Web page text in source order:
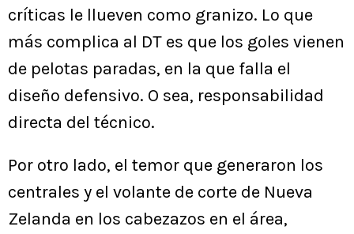
críticas le llueven como granizo. Lo que
más complica al DT es que los goles vienen
de pelotas paradas, en la que falla el
diseño defensivo. O sea, responsabilidad
directa del técnico.
Por otro lado, el temor que generaron los
centrales y el volante de corte de Nueva
Zelanda en los cabezazos en el área,